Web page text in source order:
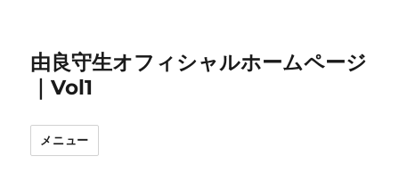
由良守生オフィシャルホームページ
｜Vol1
メニュー